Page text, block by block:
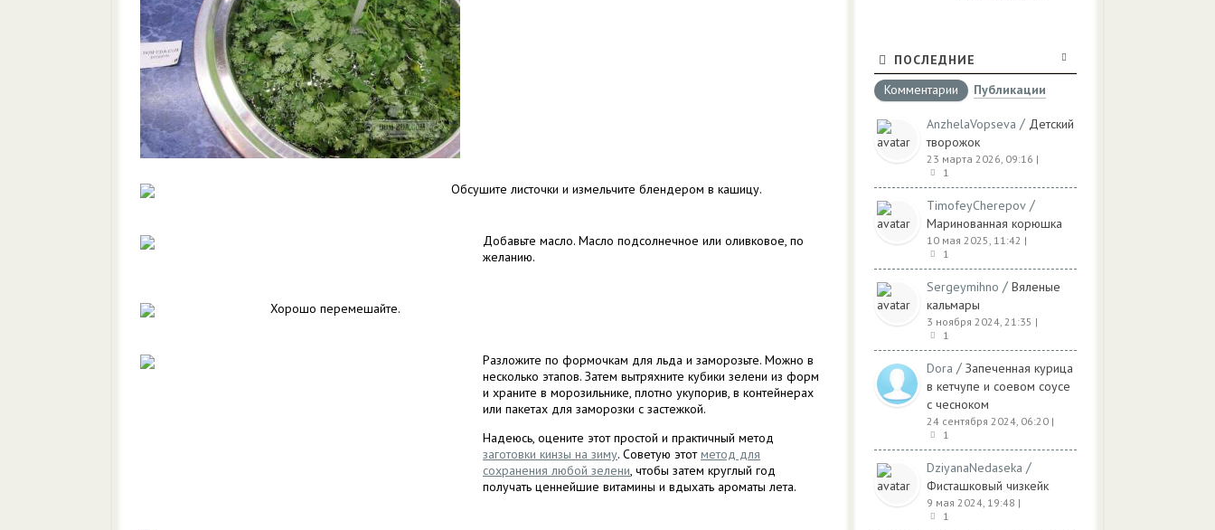
Обсушите листочки и измельчите блендером в кашицу.
Добавьте масло. Масло подсолнечное или оливковое, по
желанию.
Хорошо перемешайте.
Разложите по формочкам для льда и заморозьте. Можно в
несколько этапов. Затем вытряхните кубики зелени из форм
и храните в морозильнике, плотно укупорив, в контейнерах
или пакетах для заморозки с застежкой.
Надеюсь, оцените этот простой и практичный метод
заготовки кинзы на зиму. Советую этотметод для
сохранения любой зелени, чтобы затем круглый год
получать ценнейшие витамины и вдыхать ароматы лета.
ПОСЛЕДНИЕ
Комментарии
Публикации
AnzhelaVopseva / Детский
творожок
23 марта 2026, 09:16 |
1
TimofeyCherepov /
Маринованная корюшка
10 мая 2025, 11:42 |
1
Sergeymihno / Вяленые
кальмары
3 ноября 2024, 21:35 |
1
Dora / Запеченная курица
в кетчупе и соевом соусе
с чесноком
24 сентября 2024, 06:20 |
1
DziyanaNedaseka /
Фисташковый чизкейк
9 мая 2024, 19:48 |
1